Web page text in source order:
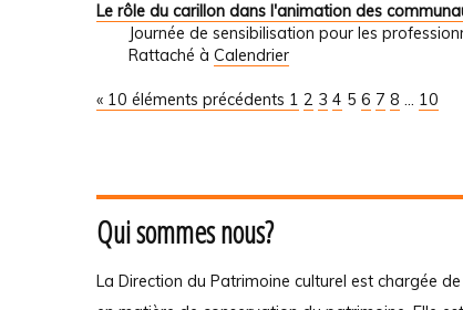
Le rôle du carillon dans l'animation des
Journée de sensibilisation pour les
Rattaché à Calendrier
« 10 éléments précédents 1 2 3 4 5 6 7 8 ... 10
Qui sommes nous?
La Direction du Patrimoine culturel est chargée